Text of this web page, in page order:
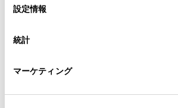
デバイスにすべてのCookie(クッキー)が保
意したことになります。Cookie(クッキ
設定の変更、同意を撤回したりするにあ
「Cookie（クッキー）情報の取り扱いに
設定情報
統計
マーケティング